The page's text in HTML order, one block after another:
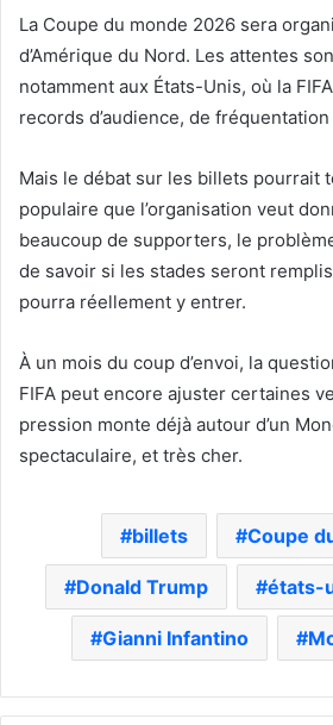
La Coupe du monde 2026 sera
d’Amérique du Nord. Les attentes
notamment aux États-Unis, où la
records d’audience, de
Mais le débat sur les billets pourrait
populaire que l’organisation veut
beaucoup de supporters, le
de savoir si les stades seront
pourra réellement y entrer.
À un mois du coup d’envoi, la
FIFA peut encore ajuster certaines
pression monte déjà autour d’un
spectaculaire, et très cher.
billets Coupe
Donald Trump états-
Gianni Infantino